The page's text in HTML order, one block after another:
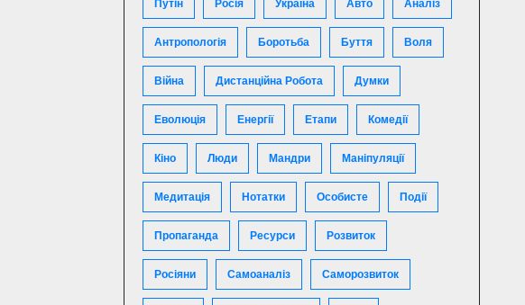
Путін Росія Україна Авто Аналіз
Антропологія Боротьба Буття Воля
Війна Дистанційна Робота Думки
Еволюція Енергії Етапи Комедії
Кіно Люди Мандри Маніпуляції
Медитація Нотатки Особисте Події
Пропаганда Ресурси Розвиток
Росіяни Самоаналіз Саморозвиток